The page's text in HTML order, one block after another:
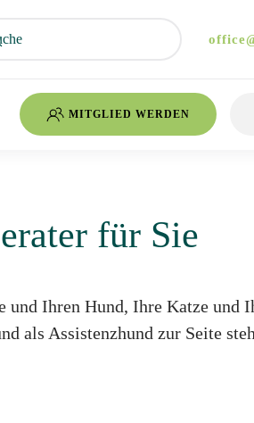
MITGLIED WERDEN
Tiertrainer
und Tiertrainer
und Tiertrainer
für Sie
und Ihren Hund, Ihre Katze und
als Assistenzhund zur Seite